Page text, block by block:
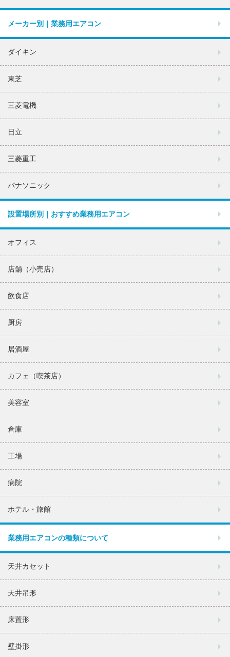
メーカー別｜業務用エアコン
ダイキン
東芝
三菱電機
日立
三菱重工
パナソニック
設置場所別｜おすすめ業務用エアコン
オフィス
店舗（小売店）
飲食店
厨房
居酒屋
カフェ（喫茶店）
美容室
倉庫
工場
病院
ホテル・旅館
業務用エアコンの種類について
天井カセット
天井吊形
床置形
壁掛形